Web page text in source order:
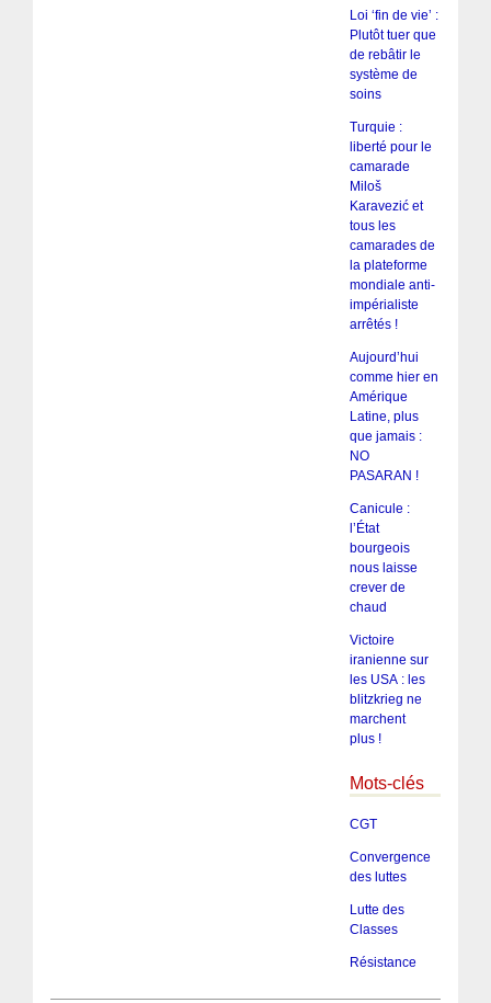
Loi ‘fin de vie’ :
Plutôt tuer que
de rebâtir le
système de
soins
Turquie :
liberté pour le
camarade
Miloš
Karavezić et
tous les
camarades de
la plateforme
mondiale anti-
impérialiste
arrêtés !
Aujourd’hui
comme hier en
Amérique
Latine, plus
que jamais :
NO
PASARAN !
Canicule :
l’État
bourgeois
nous laisse
crever de
chaud
Victoire
iranienne sur
les USA : les
blitzkrieg ne
marchent
plus !
Mots-clés
CGT
Convergence
des luttes
Lutte des
Classes
Résistance